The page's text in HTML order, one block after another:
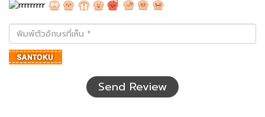
พิมพ์
ตัว
อักษร
ที่
Send Review